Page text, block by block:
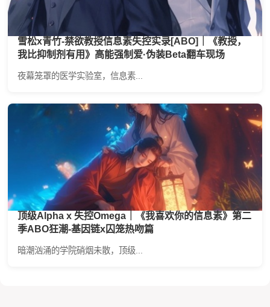
雪松x青竹-禁欲教授信息素失控实录[ABO]｜《教授，
我比抑制剂有用》高能强制爱·伪装Beta翻车现场
夜幕笼罩的医学实验室，信息素...
顶级Alpha x 失控Omega｜《我喜欢你的信息素》第二
季ABO狂潮-基因链x囚笼热吻篇
暗潮汹涌的学院硝烟未散，顶级...